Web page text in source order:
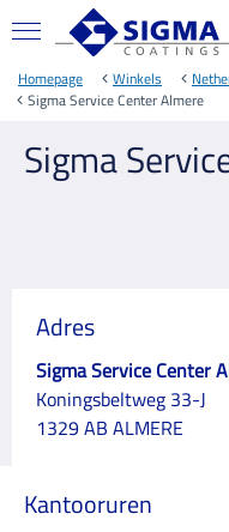
Homepage Winkels
Sigma Service Center Almere
Sigma
Adres
Sigma Service Center
Koningsbeltweg 33-J
1329 AB ALMERE
Kantooruren